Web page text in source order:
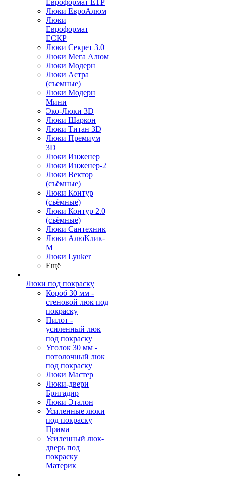
Евроформат ЕТР
Люки ЕвроАлюм
Люки
Евроформат
ЕСКР
Люки Секрет 3.0
Люки Мега Алюм
Люки Модерн
Люки Астра
(съемные)
Люки Модерн
Мини
Эко-Люки 3D
Люки Шаркон
Люки Титан 3D
Люки Премиум
3D
Люки Инженер
Люки Инженер-2
Люки Вектор
(съёмные)
Люки Контур
(съёмные)
Люки Контур 2.0
(съёмные)
Люки Сантехник
Люки АлюКлик-
М
Люки Lyuker
Ещё
Люки под покраску
Короб 30 мм -
стеновой люк под
покраску
Пилот -
усиленный люк
под покраску
Уголок 30 мм -
потолочный люк
под покраску
Люки Мастер
Люки-двери
Бригадир
Люки Эталон
Усиленные люки
под покраску
Прима
Усиленный люк-
дверь под
покраску
Материк